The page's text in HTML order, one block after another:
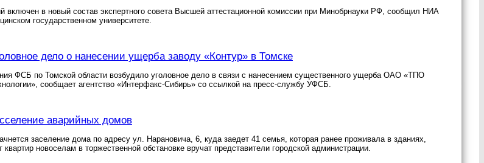
включен в новый состав экспертного совета Высшей аттестационной комиссии при Минобрнауки РФ, сообщил НИА
государственном университете.
дело о нанесении ущерба заводу «Контур» в Томске
ФСБ по Томской области возбудило уголовное дело в связи с нанесением существенного ущерба ОАО «ТПО
сообщает агентство «Интерфакс-Сибирь» со ссылкой на пресс-службу УФСБ.
аварийных домов
заселение дома по адресу ул. Нарановича, 6, куда заедет 41 семья, которая ранее проживала в зданиях,
новоселам в торжественной обстановке вручат представители городской администрации.